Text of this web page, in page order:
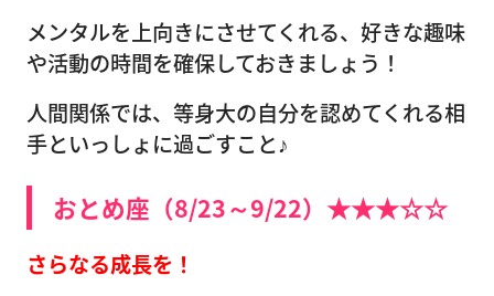
メンタルを上向きにさせてくれる、好きな趣味
や活動の時間を確保しておきましょう！
人間関係では、等身大の自分を認めてくれる相
手といっしょに過ごすこと♪
おとめ座（8/23～9/22）★★★☆☆
さらなる成長を！